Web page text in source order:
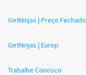
GetNinjas | Preço Fechado
GetNinjas | Europ
Trabalhe Conosco